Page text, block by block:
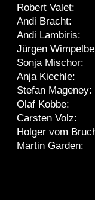
Robert Valet:
Andi Bracht:
Andi Lambiris:
Jürgen
Sonja Mischor:
Anja Kiechle:
Stefan Mageney:
Olaf Kobbe:
Carsten Volz:
Holger vom
Martin Garden: